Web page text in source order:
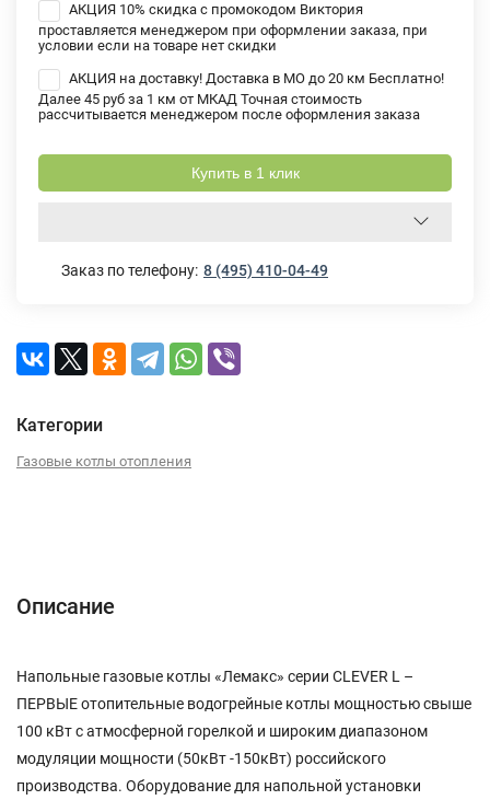
АКЦИЯ 10% скидка с промокодом Виктория
проставляется менеджером при оформлении заказа, при
условии если на товаре нет скидки
АКЦИЯ на доставку! Доставка в МО до 20 км Бесплатно!
Далее 45 руб за 1 км от МКАД Точная стоимость
рассчитывается менеджером после оформления заказа
Купить в 1 клик
Заказ по телефону: 8 (495) 410-04-49
Категории
Газовые котлы отопления
Описание
Напольные газовые котлы «Лемакс» серии CLEVER L –
ПЕРВЫЕ отопительные водогрейные котлы мощностью свыше
100 кВт с атмосферной горелкой и широким диапазоном
модуляции мощности (50кВт -150кВт) российского
производства. Оборудование для напольной установки